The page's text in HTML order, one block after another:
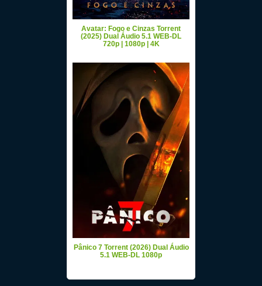
Avatar: Fogo e Cinzas Torrent
(2025) Dual Áudio 5.1 WEB-DL
720p | 1080p | 4K
Pânico 7 Torrent (2026) Dual Áudio
5.1 WEB-DL 1080p